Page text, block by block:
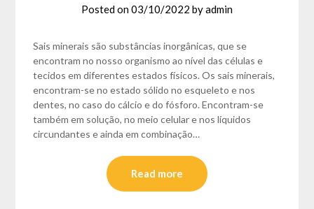
Posted on03/10/2022 byadmin
Sais minerais são substâncias inorgânicas, que se
encontram no nosso organismo ao nível das células e
tecidos em diferentes estados físicos. Os sais minerais,
encontram-se no estado sólido no esqueleto e nos
dentes, no caso do cálcio e do fósforo. Encontram-se
também em solução, no meio celular e nos líquidos
circundantes e ainda em combinação…
Read more